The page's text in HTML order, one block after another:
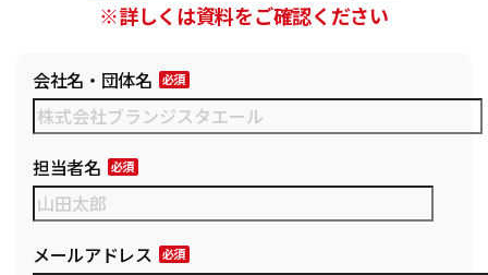
※詳しくは資料をご確認ください
会社名・団体名
担当者名
メールアドレス